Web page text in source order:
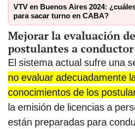
VTV en Buenos Aires 2024:
para sacar turno en CABA?
Mejorar la evaluación
postulantes a conductor
El sistema actual sufre una
no evaluar adecuadamente
conocimientos de los
la emisión de licencias a
están preparadas para